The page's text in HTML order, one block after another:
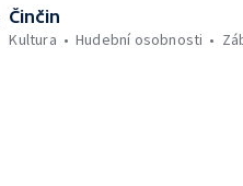
Činčin
Kultura
Hudební osobnosti